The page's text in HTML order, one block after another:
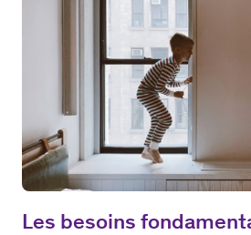
Les besoins